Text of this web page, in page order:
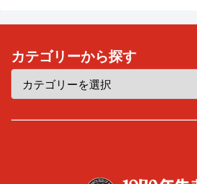
カテゴリーから探す